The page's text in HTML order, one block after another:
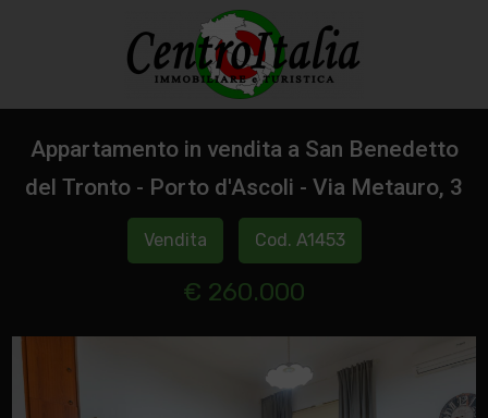
Appartamento in vendita a San Benedetto
del Tronto - Porto d'Ascoli - Via Metauro, 3
Vendita Cod. A1453
€ 260.000